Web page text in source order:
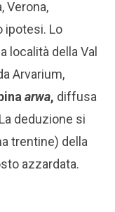
Verona,
ipotesi. Lo
località della Val
Arvarium,
arwa, diffusa
deduzione si
trentine) della
azzardata.